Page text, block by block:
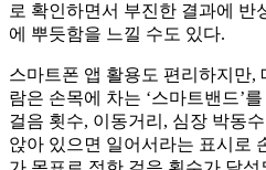
로 확인하면서 부진한 결과에 반
에 뿌듯함을 느낄 수도 있다.
스마트폰 앱 활용도 편리하지만,
람은 손목에 차는 ‘스마트밴드’
걸음 횟수, 이동거리, 심장 박동
앉아 있으면 일어서라는 표시로